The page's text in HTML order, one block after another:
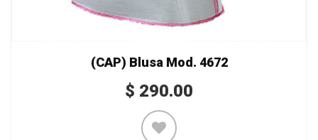
(CAP) Blusa Mod. 4672
$ 290.00